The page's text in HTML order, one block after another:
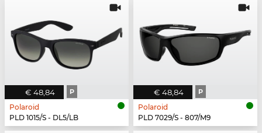
€ 48,84 P
Polaroid
PLD 1015/S - DL5/LB
€ 48,84 P
Polaroid
PLD 7029/S - 807/M9